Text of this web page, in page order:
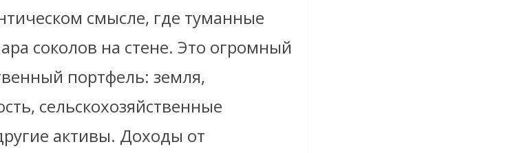
смысле, где туманные
соколов на стене. Это огромный
портфель: земля,
сельскохозяйственные
активы. Доходы от